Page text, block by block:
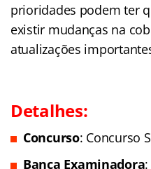
prioridades podem ter
existir mudanças na
atualizações importante
Detalhes:
Concurso: Concurso
Banca Examinadora